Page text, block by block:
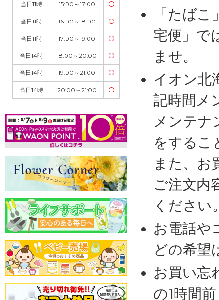
当日11時 15:00～17:00 〇
当日11時 16:00～18:00 〇
当日11時 17:00～19:00 〇
当日14時 18:00～20:00 〇
当日14時 19:00～21:00 〇
当日14時 20:00～21:00 〇
「たば
宅便」で
ませ。
イオン北
記時間メ
メンテナ
をするこ
また、お
ご注文内
ください
お電話や
どの希望
お買い忘
の1時間